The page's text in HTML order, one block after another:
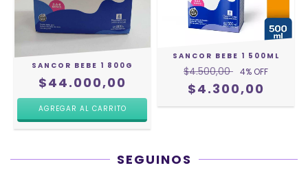
SANCOR BEBE 1 800G
$44.000,00
SANCOR BEBE 1 500ML
$4.500,00 4% OFF
$4.300,00
SEGUINOS